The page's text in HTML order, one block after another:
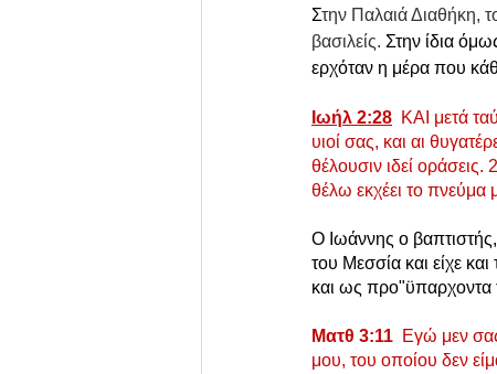
Στην Παλαιά Διαθήκη,
βασιλείς. Στην ίδια
ερχόταν η μέρα που
Ιωήλ 2:28 ΚΑΙ μετά
υιοί σας, και αι
θέλουσιν ιδεί οράσεις.
θέλω εκχέει το πνεύμα
Ο Ιωάννης ο
του Μεσσία και είχε
και ως προ"ϋπαρχοντα
Ματθ 3:11 Εγώ μεν
μου, του οποίου δεν